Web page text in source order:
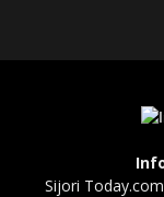
Sijori